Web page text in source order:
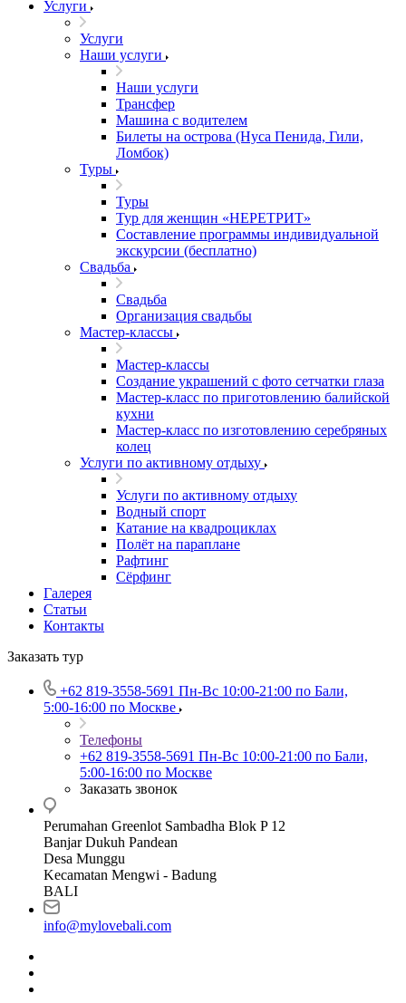
Услуги
Услуги
Наши услуги
Наши услуги
Трансфер
Машина с водителем
Билеты на острова (Нуса Пенида, Гили,
Ломбок)
Туры
Туры
Тур для женщин «НЕРЕТРИТ»
Составление программы индивидуальной
экскурсии (бесплатно)
Свадьба
Свадьба
Организация свадьбы
Мастер-классы
Мастер-классы
Создание украшений с фото сетчатки глаза
Мастер-класс по приготовлению балийской
кухни
Мастер-класс по изготовлению серебряных
колец
Услуги по активному отдыху
Услуги по активному отдыху
Водный спорт
Катание на квадроциклах
Полёт на параплане
Рафтинг
Сёрфинг
Галерея
Статьи
Контакты
Заказать тур
+62 819‑3558‑5691‬ Пн-Вс 10:00-21:00 по Бали,
5:00-16:00 по Москве
Телефоны
+62 819‑3558‑5691‬ Пн-Вс 10:00-21:00 по Бали,
5:00-16:00 по Москве
Заказать звонок
Perumahan Greenlot Sambadha Blok P 12
Banjar Dukuh Pandean
Desa Munggu
Kecamatan Mengwi - Badung
BALI
info@mylovebali.com